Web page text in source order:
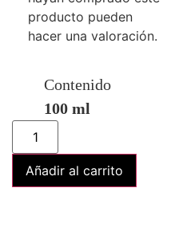
producto pueden
hacer una valoración.
Contenido
100 ml
Añadir al carrito